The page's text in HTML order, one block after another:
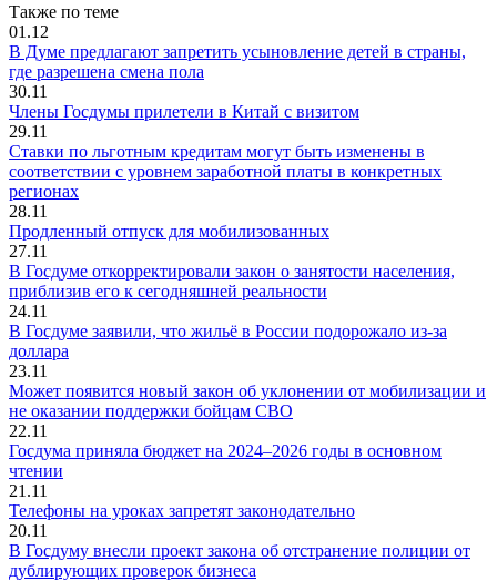
Также по теме
01.12
В Думе предлагают запретить усыновление детей в страны,
где разрешена смена пола
30.11
Члены Госдумы прилетели в Китай с визитом
29.11
Ставки по льготным кредитам могут быть изменены в
соответствии с уровнем заработной платы в конкретных
регионах
28.11
Продленный отпуск для мобилизованных
27.11
В Госдуме откорректировали закон о занятости населения,
приблизив его к сегодняшней реальности
24.11
В Госдуме заявили, что жильё в России подорожало из-за
доллара
23.11
Может появится новый закон об уклонении от мобилизации и
не оказании поддержки бойцам СВО
22.11
Госдума приняла бюджет на 2024–2026 годы в основном
чтении
21.11
Телефоны на уроках запретят законодательно
20.11
В Госдуму внесли проект закона об отстранение полиции от
дублирующих проверок бизнеса